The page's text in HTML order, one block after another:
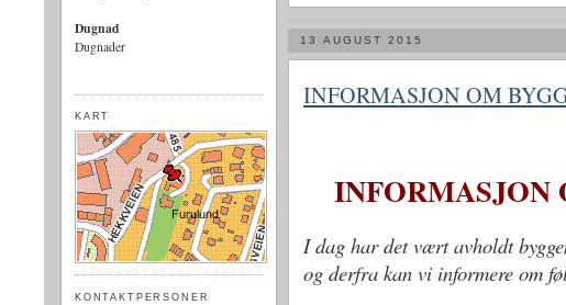
Dugnad
Dugnader
KART
KONTAKTPERSONER
13 AUGUST 2015
INFORMASJON OM
INFORMASJON
I dag har det vært avholdt
og derfra kan vi informere om